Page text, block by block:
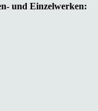
und Einzelwerken: